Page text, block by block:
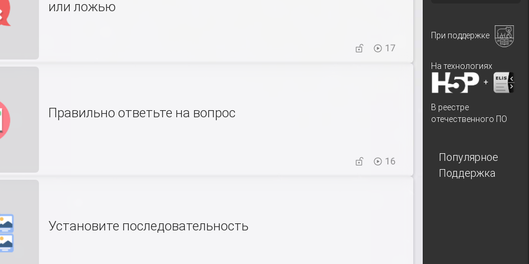
или ложью
17
Правильно ответьте на вопрос
16
Установите последовательность
При поддержке
На технологиях
+
В реестре
отечественного ПО
Популярное
Поддержка